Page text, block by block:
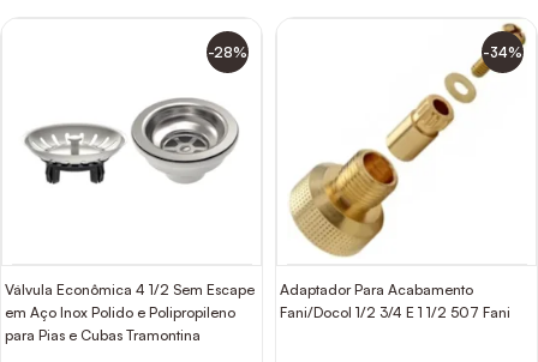
-28%
Válvula Econômica 4 1/2 Sem Escape
em Aço Inox Polido e Polipropileno
para Pias e Cubas Tramontina
-34%
Adaptador Para Acabamento
Fani/Docol 1/2 3/4 E 1 1/2 507 Fani